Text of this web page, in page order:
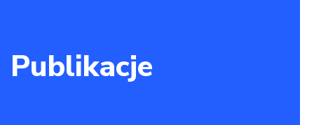
Publikacje